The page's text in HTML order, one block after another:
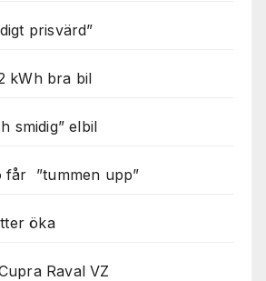
prisvärd”
kWh bra bil
smidig” elbil
får ”tummen upp”
öka
Raval VZ